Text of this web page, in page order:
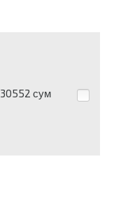
30552 сум